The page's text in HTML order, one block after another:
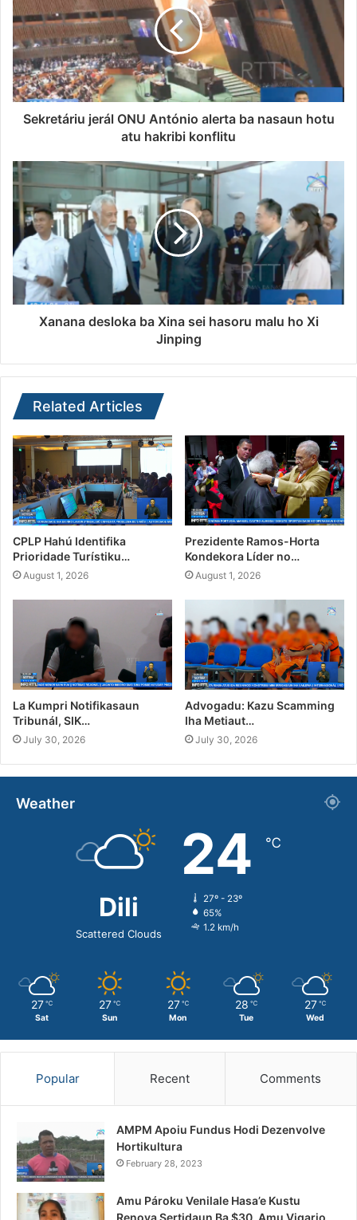
Sekretáriu jerál ONU António alerta ba nasaun hotu
atu hakribi konflitu
Xanana desloka ba Xina sei hasoru malu ho Xi
Jinping
Related Articles
CPLP Hahú Identifika
Prioridade Turístiku…
August 1, 2026
Prezidente Ramos-Horta
Kondekora Líder no…
August 1, 2026
La Kumpri Notifikasaun
Tribunál, SIK…
July 30, 2026
Advogadu: Kazu Scamming
Iha Metiaut…
July 30, 2026
Weather
Dili
Scattered Clouds
24 ℃
27º - 23º
65%
1.2 km/h
27 ℃
Sat
27 ℃
Sun
27 ℃
Mon
28 ℃
Tue
27 ℃
Wed
Popular Recent Comments
AMPM Apoiu Fundus Hodi Dezenvolve
Hortikultura
February 28, 2023
Amu Pároku Venilale Hasa’e Kustu
Renova Sertidaun Ba $30, Amu Vigario